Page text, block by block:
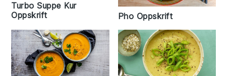
Turbo Suppe Kur
Oppskrift
Pho Oppskrift